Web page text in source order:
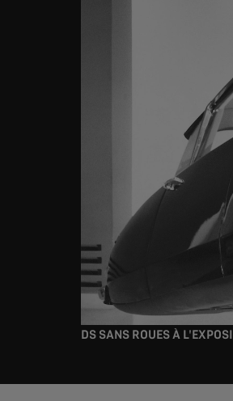
DS SANS ROUES À